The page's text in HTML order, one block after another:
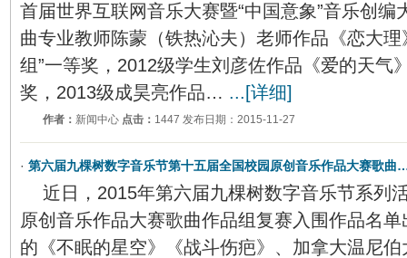
首届世界互联网音乐大赛暨“中国意象”音乐创编
曲专业教师陈蒙（铁热沁夫）老师作品《恋大理
组”一等奖，2012级学生刘彦佐作品《爱的天气
奖，2013级成昊亮作品… ...[详细]
作者： 新闻中心 点击： 1447 发布日期：2015-11-27
· 第六届九棵树数字音乐节第十五届全国校园原创音乐作品大赛歌曲
近日，2015年第六届九棵树数字音乐节系列
原创音乐作品大赛歌曲作品组复赛入围作品名
的《不眠的星空》《战斗伤疤》、加拿大温尼